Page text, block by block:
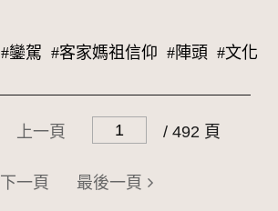
#鑾駕 #客家媽祖信仰 #陣頭 #文化
上一頁 / 492 頁
下一頁 最後一頁